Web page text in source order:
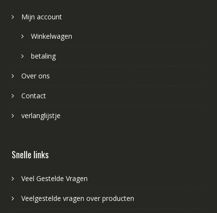
Mijn account
Winkelwagen
betaling
Over ons
Contact
verlanglijstje
Snelle links
Veel Gestelde Vragen
Veelgestelde vragen over producten